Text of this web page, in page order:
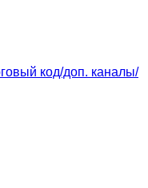
код/доп. каналы/